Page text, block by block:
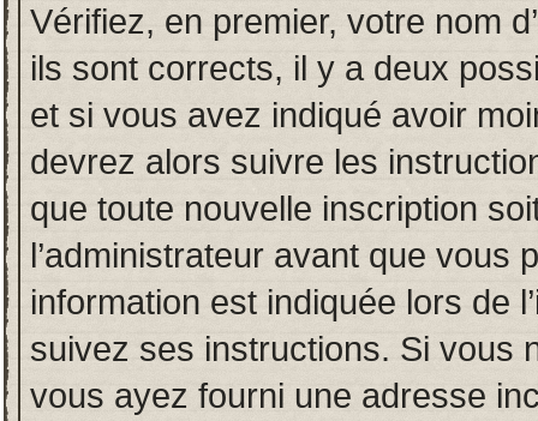
Vérifiez, en premier, votre nom
ils sont corrects, il y a deux
et si vous avez indiqué avoir
devrez alors suivre les
que toute nouvelle inscription
l’administrateur avant que vous
information est indiquée lors de
suivez ses instructions. Si vous
vous ayez fourni une adresse